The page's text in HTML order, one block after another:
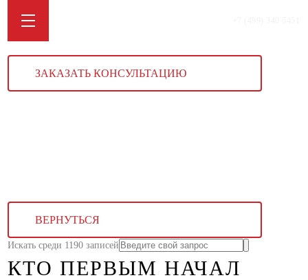
ЗАКАЗАТЬ КОНСУЛЬТАЦИЮ
ВЕРНУТЬСЯ
Искать среди 1190 записей
КТО ПЕРВЫМ НАЧАЛ